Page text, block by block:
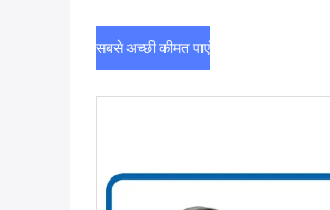
सबसे अच्छी कीमत पाएं